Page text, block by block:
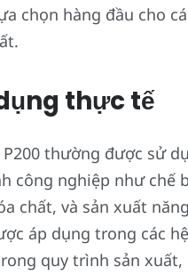
chọn hàng đầu cho
thực tế
P200 thường được sử
công nghiệp như chế
chất, và sản xuất
áp dụng trong các
quy trình sản xuất,